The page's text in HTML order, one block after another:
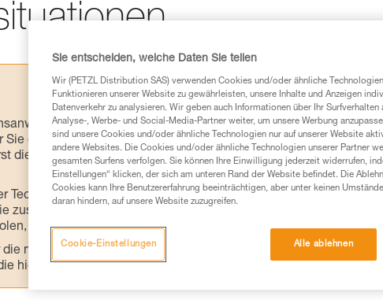
der Produkte, um die es in diesem Tech Tipp geht,
Sie diesen zu Rate ziehen. Um diese Zusatzinformationen
die in der Gebrauchsanweisung enthaltenen Informationen
Techniken setzt eine entsprechende Ausbildung und ein spezielles
zusammen mit einem Profi, ob Sie in der Lage sind, den Vorgang
bevor Sie ihn eigenständig durchführen.
mit Ihrer Aktivität verbundenen Techniken. Möglicherweise gibt
hier nicht beschrieben werden.
Sie entscheiden, welche Daten Sie teilen
Wir (PETZL Distribution SAS) verwenden Cookies und/oder ähnliche
Funktionieren unserer Website zu gewährleisten, unsere Inhalte und Anzeigen
Datenverkehr zu analysieren. Wir geben auch Informationen über Ihr Surfverhalten
Analyse-, Werbe- und Social-Media-Partner weiter, um unsere Werbung
sind unsere Cookies und/oder ähnliche Technologien nur auf unserer Website
andere Websites. Die Cookies und/oder ähnliche Technologien unserer Partner
gesamten Surfens verfolgen. Sie können Ihre Einwilligung jederzeit widerrufen,
Einstellungen“ klicken, der sich am unteren Rand der Website befindet. Die
Cookies kann Ihre Benutzererfahrung beeinträchtigen, aber unter keinen
daran hindern, auf unsere Website zuzugreifen.
Alle ablehnen
Cookie-Einstellungen